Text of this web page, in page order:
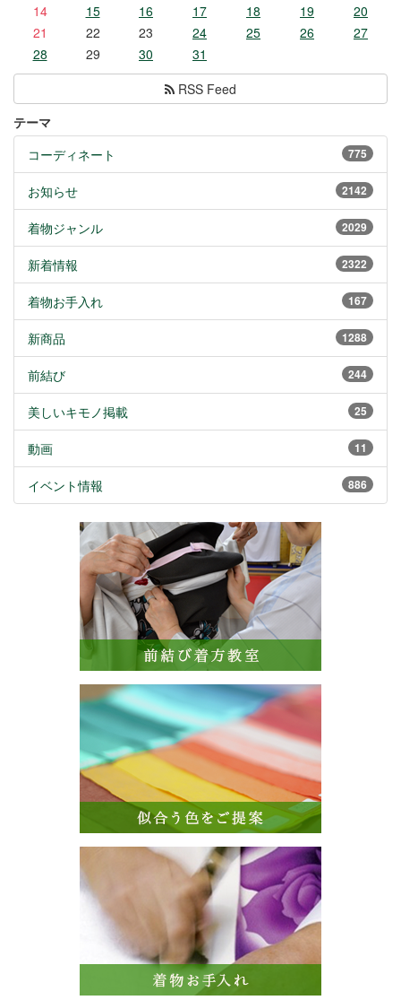
14
15 16 17 18 19
20
21
22 23 24 25 26
27
28
29 30
31
RSS Feed
テーマ
775
コーディネート
2142
お知らせ
2029
着物ジャンル
2322
新着情報
167
着物お手入れ
1288
新商品
244
前結び
25
美しいキモノ掲載
11
動画
886
イベント情報